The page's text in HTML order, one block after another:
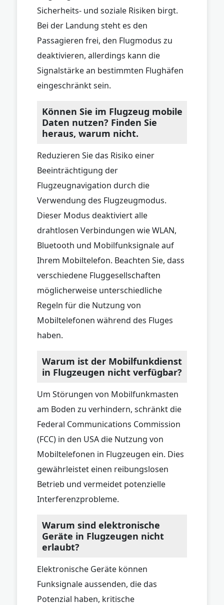
Sicherheits- und soziale Risiken birgt.
Bei der Landung steht es den
Passagieren frei, den Flugmodus zu
deaktivieren, allerdings kann die
Signalstärke an bestimmten Flughäfen
eingeschränkt sein.
Können Sie im Flugzeug mobile
Daten nutzen? Finden Sie
heraus, warum nicht.
Reduzieren Sie das Risiko einer
Beeinträchtigung der
Flugzeugnavigation durch die
Verwendung des Flugzeugmodus.
Dieser Modus deaktiviert alle
drahtlosen Verbindungen wie WLAN,
Bluetooth und Mobilfunksignale auf
Ihrem Mobiltelefon. Beachten Sie, dass
verschiedene Fluggesellschaften
möglicherweise unterschiedliche
Regeln für die Nutzung von
Mobiltelefonen während des Fluges
haben.
Warum ist der Mobilfunkdienst
in Flugzeugen nicht verfügbar?
Um Störungen von Mobilfunkmasten
am Boden zu verhindern, schränkt die
Federal Communications Commission
(FCC) in den USA die Nutzung von
Mobiltelefonen in Flugzeugen ein. Dies
gewährleistet einen reibungslosen
Betrieb und vermeidet potenzielle
Interferenzprobleme.
Warum sind elektronische
Geräte in Flugzeugen nicht
erlaubt?
Elektronische Geräte können
Funksignale aussenden, die das
Potenzial haben, kritische